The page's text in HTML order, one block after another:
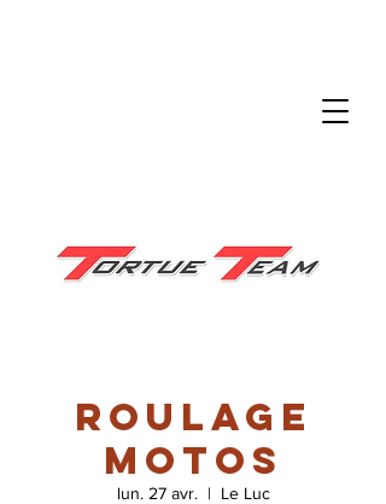
Roulage
motos
lun. 27 avr.
  |
Le Luc